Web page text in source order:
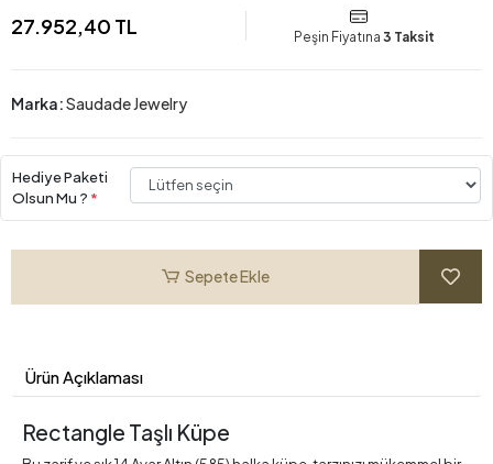
27.952,40 TL Peşin Fiyatına 3 Taksit
Marka:Saudade Jewelry
Hediye Paketi
Olsun Mu ? *
Sepete Ekle
Ürün Açıklaması
Rectangle Taşlı Küpe